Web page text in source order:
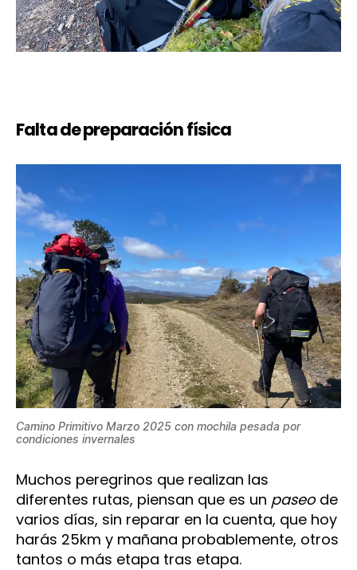
Falta de preparación física
Camino Primitivo Marzo 2025 con mochila pesada por
condiciones invernales
Muchos peregrinos que realizan las
diferentes rutas, piensan que es un paseode
varios días, sin reparar en la cuenta, que hoy
harás 25km y mañana probablemente, otros
tantos o más etapa tras etapa.